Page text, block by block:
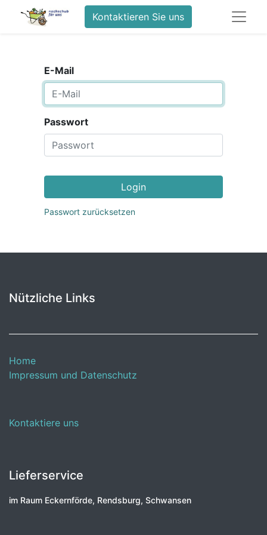
Kontaktieren Sie uns
E-Mail
Passwort
Login
Passwort zurücksetzen
Nützliche Links
Home
Impressum und Datenschutz
Kontaktiere uns
Lieferservice
im Raum Eckernförde, Rendsburg, Schwansen